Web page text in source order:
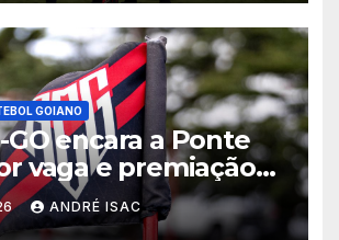
GOIANO
encara a Ponte
vaga e premiação
na 4ª fase da Copa
ANDRÉ ISAC